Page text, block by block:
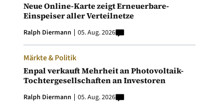
Neue Online-Karte zeigt Erneuerbare-
Einspeiser aller Verteilnetze
Ralph Diermann 05. Aug. 2026
Märkte & Politik
Enpal verkauft Mehrheit an Photovoltaik-
Tochtergesellschaften an Investoren
Ralph Diermann 05. Aug. 2026